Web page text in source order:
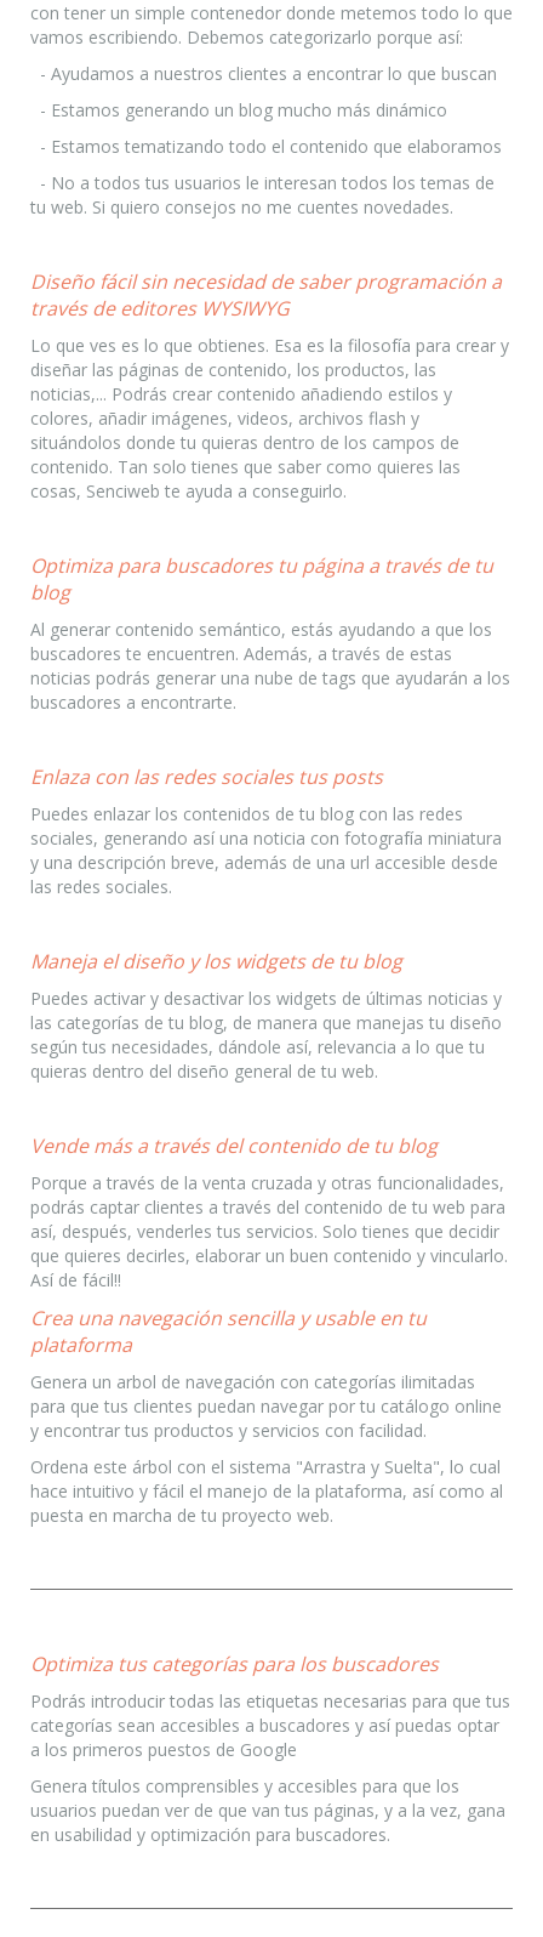
con tener un simple contenedor donde metemos todo lo que
vamos escribiendo. Debemos categorizarlo porque así:
- Ayudamos a nuestros clientes a encontrar lo que buscan
- Estamos generando un blog mucho más dinámico
- Estamos tematizando todo el contenido que elaboramos
- No a todos tus usuarios le interesan todos los temas de
tu web. Si quiero consejos no me cuentes novedades.
Diseño fácil sin necesidad de saber programación a
través de editores WYSIWYG
Lo que ves es lo que obtienes. Esa es la filosofía para crear y
diseñar las páginas de contenido, los productos, las
noticias,... Podrás crear contenido añadiendo estilos y
colores, añadir imágenes, videos, archivos flash y
situándolos donde tu quieras dentro de los campos de
contenido. Tan solo tienes que saber como quieres las
cosas, Senciweb te ayuda a conseguirlo.
Optimiza para buscadores tu página a través de tu
blog
Al generar contenido semántico, estás ayudando a que los
buscadores te encuentren. Además, a través de estas
noticias podrás generar una nube de tags que ayudarán a los
buscadores a encontrarte.
Enlaza con las redes sociales tus posts
Puedes enlazar los contenidos de tu blog con las redes
sociales, generando así una noticia con fotografía miniatura
y una descripción breve, además de una url accesible desde
las redes sociales.
Maneja el diseño y los widgets de tu blog
Puedes activar y desactivar los widgets de últimas noticias y
las categorías de tu blog, de manera que manejas tu diseño
según tus necesidades, dándole así, relevancia a lo que tu
quieras dentro del diseño general de tu web.
Vende más a través del contenido de tu blog
Porque a través de la venta cruzada y otras funcionalidades,
podrás captar clientes a través del contenido de tu web para
así, después, venderles tus servicios. Solo tienes que decidir
que quieres decirles, elaborar un buen contenido y vincularlo.
Así de fácil!!
Crea una navegación sencilla y usable en tu
plataforma
Genera un arbol de navegación con categorías ilimitadas
para que tus clientes puedan navegar por tu catálogo online
y encontrar tus productos y servicios con facilidad.
Ordena este árbol con el sistema "Arrastra y Suelta", lo cual
hace intuitivo y fácil el manejo de la plataforma, así como al
puesta en marcha de tu proyecto web.
Optimiza tus categorías para los buscadores
Podrás introducir todas las etiquetas necesarias para que tus
categorías sean accesibles a buscadores y así puedas optar
a los primeros puestos de Google
Genera títulos comprensibles y accesibles para que los
usuarios puedan ver de que van tus páginas, y a la vez, gana
en usabilidad y optimización para buscadores.